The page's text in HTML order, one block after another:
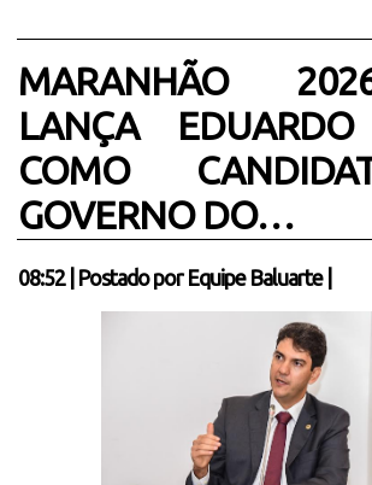
MARANHÃO
LANÇA
COMO
GOVERNO DO…
08:52| Postado por Equipe Baluarte